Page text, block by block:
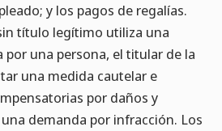
y los pagos de regalías.
título legítimo utiliza una
una persona, el titular de la
una medida cautelar e
por daños y
demanda por infracción. Los